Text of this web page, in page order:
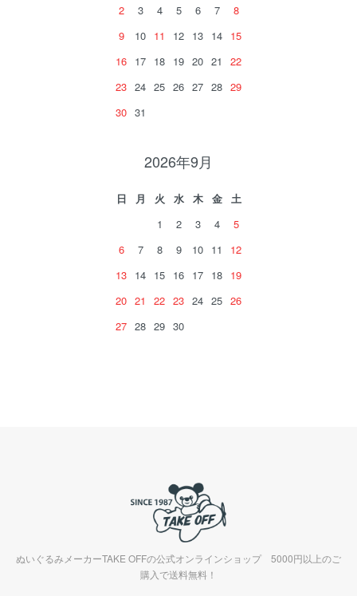
2
3 4 5 6 7
8
9
10 11 12 13 14 15
16 17 18 19 20 21
22
23 24 25 26 27 28 29
30 31
2026年9月
日 月 火 水 木 金
土
1
2 3 4
5
6
7 8 9 10 11
12
13 14 15 16 17 18 19
20 21 22 23 24 25 26
27 28 29 30
ぬいぐるみメーカーTAKE OFFの公式オンラインショップ 5000円以上のご
購入で送料無料！